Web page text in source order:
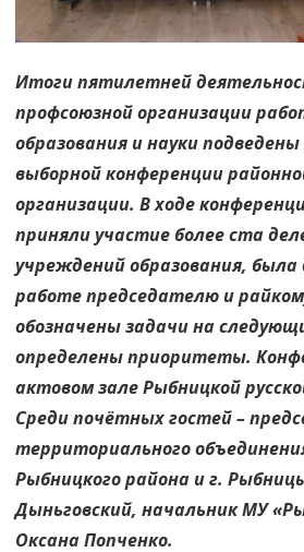
Итоги пятилетней
профсоюзной организации
образования и науки
выборной конференции
организации. В ходе
приняли участие более ста
учреждений образования, была
работе председателю и
обозначены задачи на
определены приоритеты.
актовом зале Рыбницкой
Среди почётных гостей –
территориального
Рыбницкого района и г.
Дыньговский, начальник МУ
Оксана Попченко.